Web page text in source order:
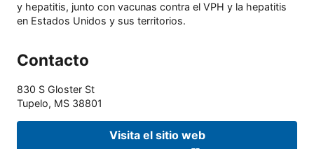
y hepatitis, junto con vacunas contra el VPH y la hepatitis
en Estados Unidos y sus territorios.
Contacto
830 S Gloster St
Tupelo, MS 38801
Visita el sitio web